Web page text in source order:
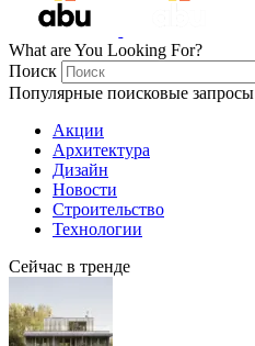
What are You Looking For?
Поиск
Популярные поисковые запросы
Акции
Архитектура
Дизайн
Новости
Строительство
Технологии
Сейчас в тренде